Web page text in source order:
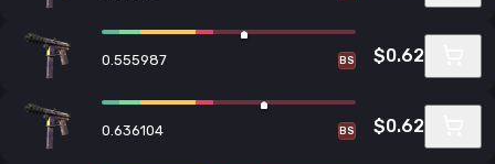
0.555987 BS $0.62
0.636104 BS $0.62